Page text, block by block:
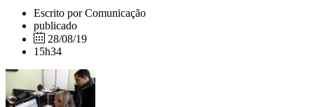
Escrito por Comunicação
publicado
28/08/19
15h34